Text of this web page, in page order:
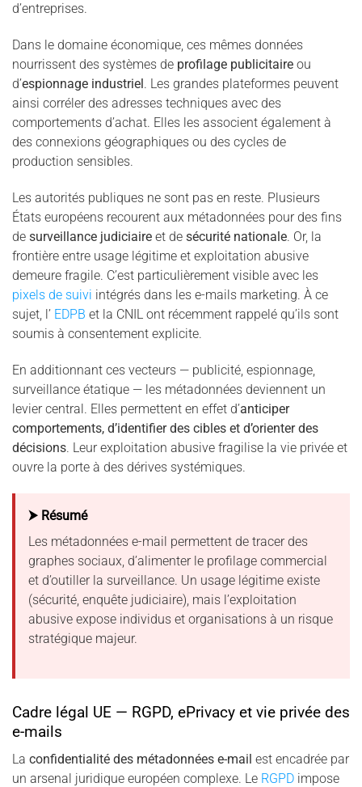
d’entreprises.
Dans le domaine économique, ces mêmes données
nourrissent des systèmes de profilage publicitaire ou
d’espionnage industriel. Les grandes plateformes peuvent
ainsi corréler des adresses techniques avec des
comportements d’achat. Elles les associent également à
des connexions géographiques ou des cycles de
production sensibles.
Les autorités publiques ne sont pas en reste. Plusieurs
États européens recourent aux métadonnées pour des fins
de surveillance judiciaire et de sécurité nationale. Or, la
frontière entre usage légitime et exploitation abusive
demeure fragile. C’est particulièrement visible avec les
pixels de suivi intégrés dans les e-mails marketing. À ce
sujet, l’ EDPB et la CNIL ont récemment rappelé qu’ils sont
soumis à consentement explicite.
En additionnant ces vecteurs — publicité, espionnage,
surveillance étatique — les métadonnées deviennent un
levier central. Elles permettent en effet d’anticiper
comportements, d’identifier des cibles et d’orienter des
décisions. Leur exploitation abusive fragilise la vie privée et
ouvre la porte à des dérives systémiques.
⮞ Résumé
Les métadonnées e-mail permettent de tracer des
graphes sociaux, d’alimenter le profilage commercial
et d’outiller la surveillance. Un usage légitime existe
(sécurité, enquête judiciaire), mais l’exploitation
abusive expose individus et organisations à un risque
stratégique majeur.
Cadre légal UE — RGPD, ePrivacy et vie privée des
e-mails
La confidentialité des métadonnées e-mail est encadrée par
un arsenal juridique européen complexe. Le RGPD impose